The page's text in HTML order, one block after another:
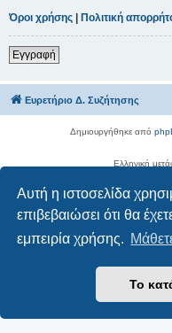
Αυτή η ιστοσελίδα
επιβεβαιώσει ότι θα
εμπειρία χρήσης.
Το
Όροι χρήσης | Πολιτική
Εγγραφή
Ευρετήριο Δ. Συζήτησης
Δημιουργήθηκε από
Ελληνική